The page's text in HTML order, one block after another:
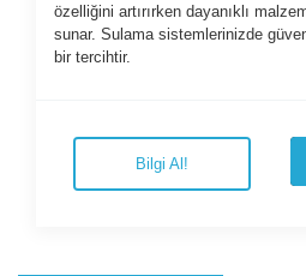
özelliğini artırırken dayanıklı
sunar. Sulama sistemlerinizde
bir tercihtir.
Bilgi Al!